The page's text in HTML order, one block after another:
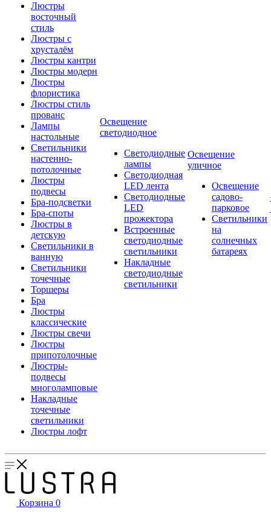
Люстры
восточный
стиль
Люстры с
хрусталём
Люстры кантри
Люстры модерн
Люстры
флористика
Люстры стиль
прованс
Лампы
настольные
Светильники
настенно-
потолочные
Люстры
подвесы
Бра-подсветки
Бра-споты
Люстры в
детскую
Светильники в
ванную
Светильники
точечные
Торшеры
Бра
Люстры
классические
Люстры свечи
Люстры
припотолочные
Люстры-
подвесы
многоламповые
Накладные
точечные
светильники
Люстры лофт
Освещение
светодиодное
Светодиодные
лампы
Светодиодная
LED лента
Светодиодные
LED
прожектора
Встроенные
светодиодные
светильники
Накладные
светодиодные
светильники
Освещение
уличное
Освещение
садово-
парковое
Светильники
на
солнечных
батареях
Корзина 0